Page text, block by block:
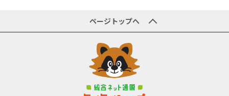
となりますのでご了承ください。ホワイト
有
時計･腕時計
ページトップへ